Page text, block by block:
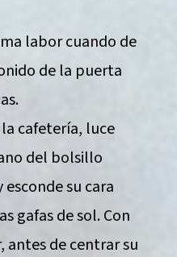
labor cuando de
de la puerta
cafetería, luce
del bolsillo
su cara
gafas de sol. Con
antes de centrar su